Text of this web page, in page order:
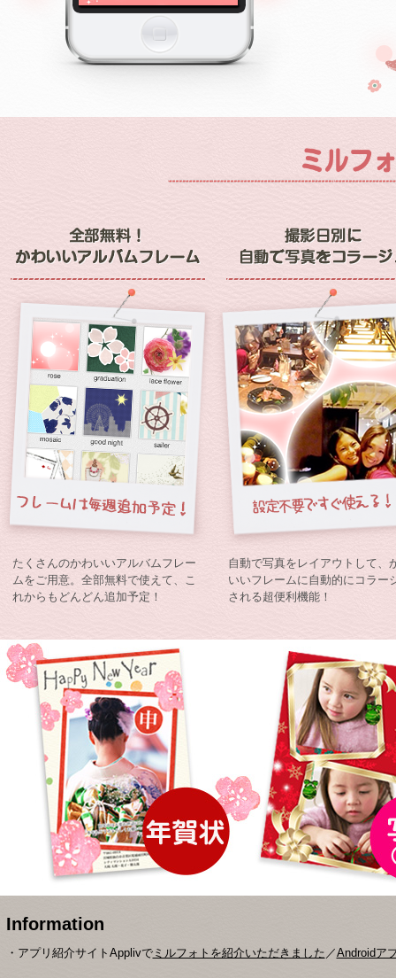
たくさんのかわいいアルバムフレー
ムをご用意。全部無料で使えて、こ
れからもどんどん追加予定！
自動で写真をレイアウトして、
いいフレームに自動的にコラー
される超便利機能！
Information
・アプリ紹介サイトApplivでミルフォトを紹介いただきました ／Androidア